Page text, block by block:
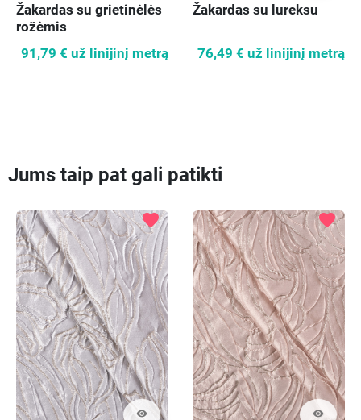
Žakardas su grietinėlės
rožėmis
91,79 € už linijinį metrą
Žakardas su lureksu
76,49 € už linijinį metrą
Jums taip pat gali patikti
visibility
favorite
visibility
favorite